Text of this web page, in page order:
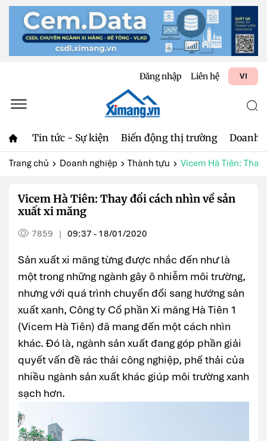
Đăng nhập Liên hệ VI
Tin tức - Sự kiện Biến động thị trường Doanh
Trang chủ Doanh nghiệp Thành tựu Vicem Hà Tiên:
Vicem Hà Tiên: Thay đổi cách nhìn về sản
xuất xi măng
7859 | 09:37 - 18/01/2020
Sản xuất xi măng từng được nhắc đến như là
một trong những ngành gây ô nhiễm môi trường,
nhưng với quá trình chuyển đổi sang hướng sản
xuất xanh, Công ty Cổ phần Xi măng Hà Tiên 1
(Vicem Hà Tiên) đã mang đến một cách nhìn
khác. Đó là, ngành sản xuất đang góp phần giải
quyết vấn đề rác thải công nghiệp, phế thải của
nhiều ngành sản xuất khác giúp môi trường xanh
sạch hơn.